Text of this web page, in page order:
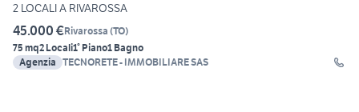
2 LOCALI A RIVAROSSA
45.000 €Rivarossa (TO)
75 mq2 Locali1° Piano1 Bagno
Agenzia
TECNORETE - IMMOBILIARE SAS